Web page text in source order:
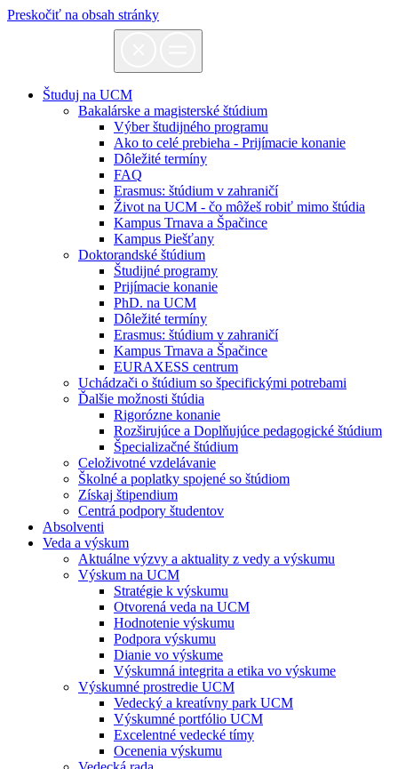
Preskočiť na obsah stránky
Študuj na UCM
Bakalárske a magisterské štúdium
Výber študijného programu
Ako to celé prebieha - Prijímacie konanie
Dôležité termíny
FAQ
Erasmus: štúdium v zahraničí
Život na UCM - čo môžeš robiť mimo štúdia
Kampus Trnava a Špačince
Kampus Piešťany
Doktorandské štúdium
Študijné programy
Prijímacie konanie
PhD. na UCM
Dôležité termíny
Erasmus: štúdium v zahraničí
Kampus Trnava a Špačince
EURAXESS centrum
Uchádzači o štúdium so špecifickými potrebami
Ďalšie možnosti štúdia
Rigorózne konanie
Rozširujúce a Doplňujúce pedagogické štúdium
Špecializačné štúdium
Celoživotné vzdelávanie
Školné a poplatky spojené so štúdiom
Získaj štipendium
Centrá podpory študentov
Absolventi
Veda a výskum
Aktuálne výzvy a aktuality z vedy a výskumu
Výskum na UCM
Stratégie k výskumu
Otvorená veda na UCM
Hodnotenie výskumu
Podpora výskumu
Dianie vo výskume
Výskumná integrita a etika vo výskume
Výskumné prostredie UCM
Vedecký a kreatívny park UCM
Výskumné portfólio UCM
Excelentné vedecké tímy
Ocenenia výskumu